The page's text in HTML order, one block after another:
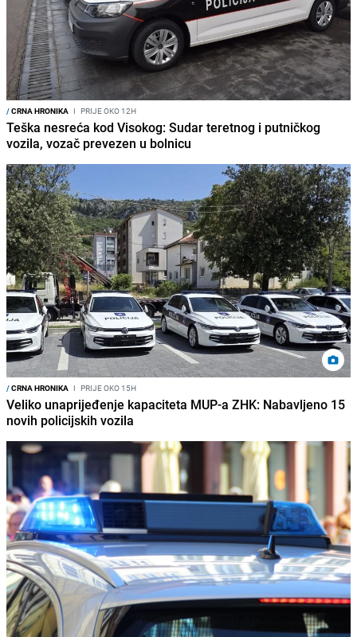
/CRNA HRONIKA I PRIJE OKO 12H
Teška nesreća kod Visokog: Sudar teretnog i putničkog
vozila, vozač prevezen u bolnicu
/CRNA HRONIKA I PRIJE OKO 15H
Veliko unaprijeđenje kapaciteta MUP-a ZHK: Nabavljeno 15
novih policijskih vozila